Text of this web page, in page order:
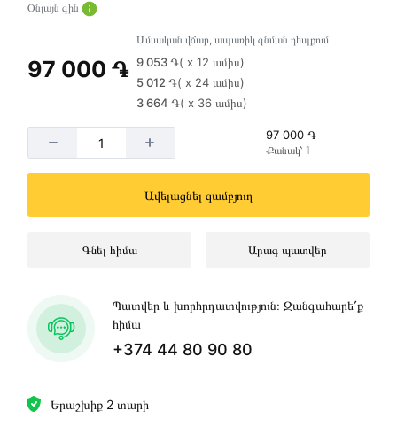
Երաշխիք 2 տարի
Օնլայն գին
97 000 ֏
Ամսական վճար, ապառիկ գնման դեպքում
9 053 ֏( x 12 ամիս)
5 012 ֏( x 24 ամիս)
3 664 ֏( x 36 ամիս)
97 000 ֏
Քանակ՝ 1
Ավելացնել զամբյուղ
Գնել հիմա Արագ պատվեր
Պատվեր և խորհրդատվություն։ Զանգահարե՛ք
հիմա
+374 44 80 90 80